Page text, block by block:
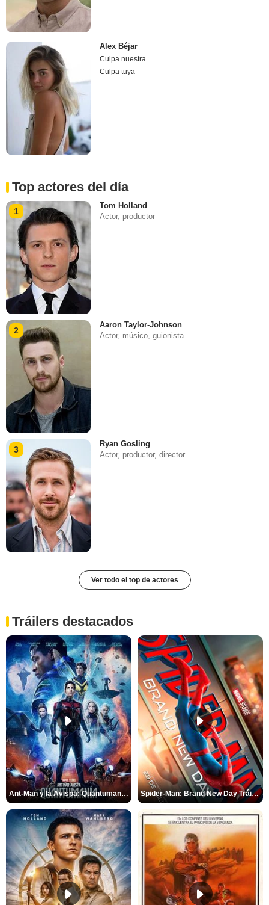
Álex Béjar
Culpa nuestra
Culpa tuya
Top actores del día
1
Tom Holland
Actor, productor
2
Aaron Taylor-Johnson
Actor, músico, guionista
3
Ryan Gosling
Actor, productor, director
Ver todo el top de actores
Tráilers destacados
Ant-Man y la Avispa: Quantumanía Tráiler (2) Spider-Man: Brand New Day Tráiler (3)